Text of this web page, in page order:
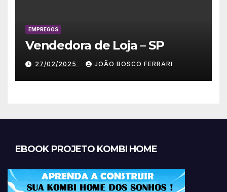
EMPREGOS
Vendedora de Loja – SP
27/02/2025 JOÃO BOSCO FERRARI
EBOOK PROJETO KOMBI HOME